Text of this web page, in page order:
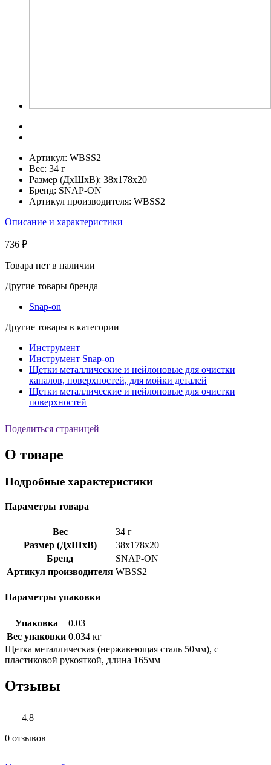
Артикул: WBSS2
Вес: 34 г
Размер (ДхШхВ): 38x178x20
Бренд: SNAP-ON
Артикул производителя: WBSS2
Описание и характеристики
736 ₽
Товара нет в наличии
Другие товары бренда
Snap-on
Другие товары в категории
Инструмент
Инструмент Snap-on
Щетки металлические и нейлоновые для очистки
каналов, поверхностей, для мойки деталей
Щетки металлические и нейлоновые для очистки
поверхностей
Поделиться страницей
О товаре
Подробные характеристики
Параметры товара
Вес
34 г
Размер (ДхШхВ)
38x178x20
Бренд
SNAP-ON
Артикул производителя WBSS2
Параметры упаковки
Упаковка
0.03
Вес упаковки 0.034 кг
Щетка металлическая (нержавеющая сталь 50мм), с
пластиковой рукояткой, длина 165мм
Отзывы
4.8
0 отзывов